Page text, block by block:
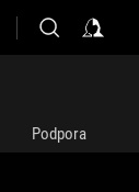
Podpora